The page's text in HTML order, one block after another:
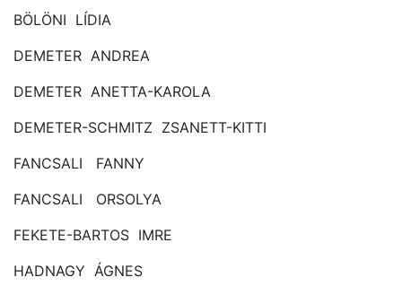
BÖLÖNI LÍDIA
DEMETER ANDREA
DEMETER ANETTA-KAROLA
DEMETER-SCHMITZ ZSANETT-KITTI
FANCSALI FANNY
FANCSALI ORSOLYA
FEKETE-BARTOS IMRE
HADNAGY ÁGNES